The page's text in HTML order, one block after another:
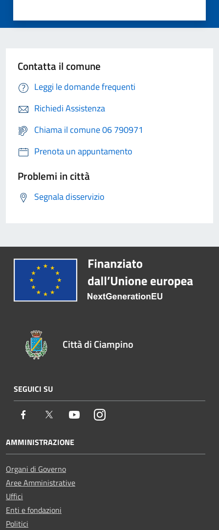
Contatta il comune
Leggi le domande frequenti
Richiedi Assistenza
Chiama il comune 06 790971
Prenota un appuntamento
Problemi in città
Segnala disservizio
Città di Ciampino
SEGUICI SU
Facebook Twitter YoutubeInstagram
AMMINISTRAZIONE
Organi di Governo
Aree Amministrative
Uffici
Enti e fondazioni
Politici